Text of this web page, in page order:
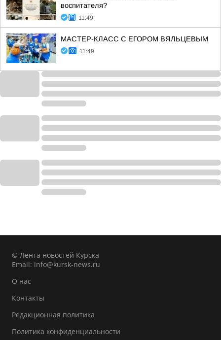
воспитателя?
11:49
МАСТЕР-КЛАСС С ЕГОРОМ ВЯЛЬЦЕВЫМ
11:49
© Лента новостей Курска
Email: info@kursk-news.ru
О нас
Контакты
Редакционная политика
Политика конфиденциальности